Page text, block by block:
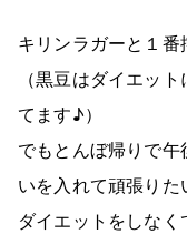
キリンラガーと１
（黒豆はダイエッ
てます♪）
でもとんぼ帰りで
いを入れて頑張り
ダイエットをしな